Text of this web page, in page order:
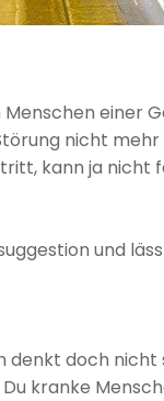
einer
nicht
kann ja nicht
und
doch
kranke